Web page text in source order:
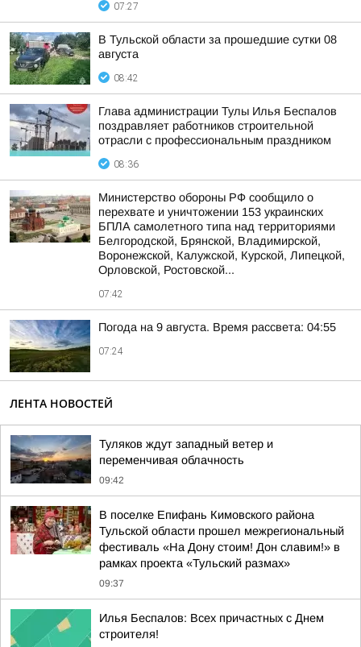
07:27
В Тульской области за прошедшие сутки 08
августа
08:42
Глава администрации Тулы Илья Беспалов
поздравляет работников строительной
отрасли с профессиональным праздником
08:36
Министерство обороны РФ сообщило о
перехвате и уничтожении 153 украинских
БПЛА самолетного типа над территориями
Белгородской, Брянской, Владимирской,
Воронежской, Калужской, Курской, Липецкой,
Орловской, Ростовской...
07:42
Погода на 9 августа. Время рассвета: 04:55
07:24
ЛЕНТА НОВОСТЕЙ
Туляков ждут западный ветер и
переменчивая облачность
09:42
В поселке Епифань Кимовского района
Тульской области прошел межрегиональный
фестиваль «На Дону стоим! Дон славим!» в
рамках проекта «Тульский размах»
09:37
Илья Беспалов: Всех причастных с Днем
строителя!